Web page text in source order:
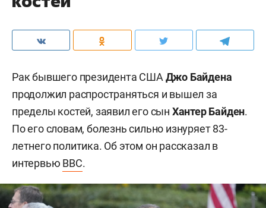
Рак бывшего президента США Джо Байдена
продолжил распространяться и вышел за
пределы костей, заявил его сын Хантер Байден.
По его словам, болезнь сильно изнуряет 83-
летнего политика. Об этом он рассказал в
интервью BBC.